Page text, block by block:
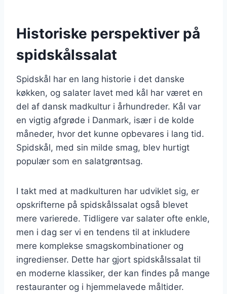
Historiske perspektiver på
spidskålssalat
Spidskål har en lang historie i det danske
køkken, og salater lavet med kål har været en
del af dansk madkultur i århundreder. Kål var
en vigtig afgrøde i Danmark, især i de kolde
måneder, hvor det kunne opbevares i lang tid.
Spidskål, med sin milde smag, blev hurtigt
populær som en salatgrøntsag.
I takt med at madkulturen har udviklet sig, er
opskrifterne på spidskålssalat også blevet
mere varierede. Tidligere var salater ofte enkle,
men i dag ser vi en tendens til at inkludere
mere komplekse smagskombinationer og
ingredienser. Dette har gjort spidskålssalat til
en moderne klassiker, der kan findes på mange
restauranter og i hjemmelavede måltider.